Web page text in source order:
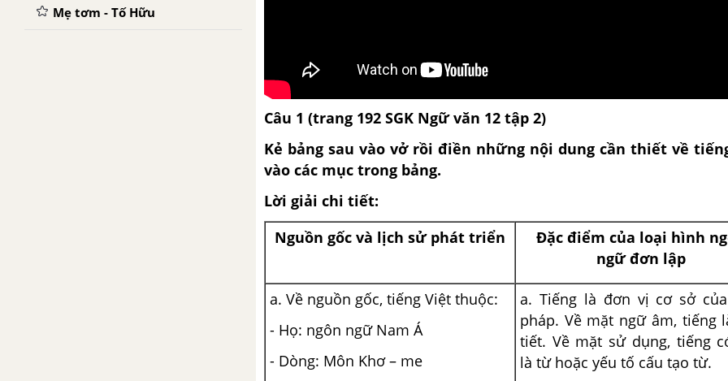
Mẹ tơm - Tố Hữu
Câu 1 (trang 192 SGK Ngữ văn 12 tập 2)
Kẻ bảng sau vào vở rồi điền những nội dung cần thiết về
vào các mục trong bảng.
Lời giải chi tiết:
Nguồn gốc và lịch sử phát triển
Đặc điểm của loại hình
ngữ đơn lập
a. Về nguồn gốc, tiếng Việt thuộc:
- Họ: ngôn ngữ Nam Á
- Dòng: Môn Khơ – me
a. Tiếng là đơn vị cơ sở
pháp. Về mặt ngữ âm, tiếng
tiết. Về mặt sử dụng, tiếng
là từ hoặc yếu tố cấu tạo từ.